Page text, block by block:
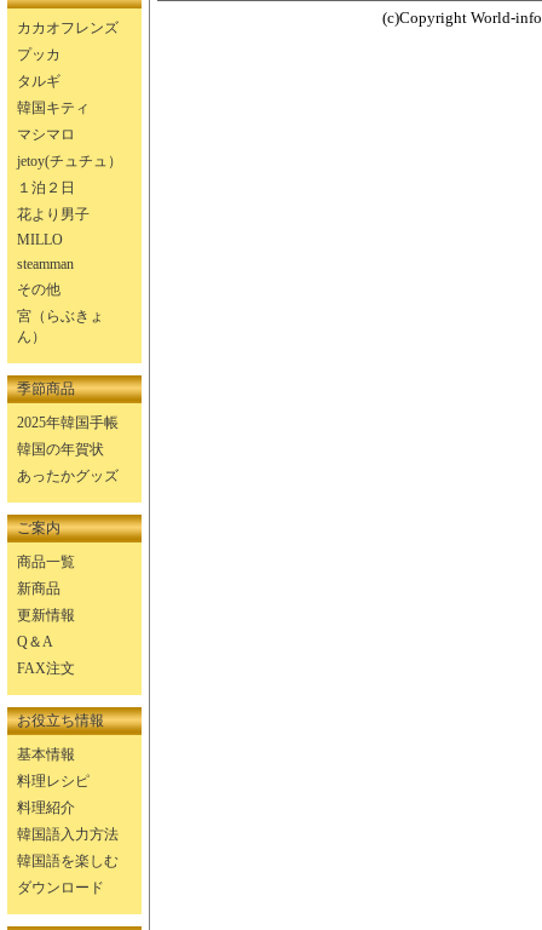
カカオフレンズ
プッカ
タルギ
韓国キティ
マシマロ
jetoy(チュチュ）
１泊２日
花より男子
MILLO
steamman
その他
宮（らぶきょ
ん）
季節商品
2025年韓国手帳
韓国の年賀状
あったかグッズ
ご案内
商品一覧
新商品
更新情報
Q＆A
FAX注文
お役立ち情報
基本情報
料理レシピ
料理紹介
韓国語入力方法
韓国語を楽しむ
ダウンロード
(c)Copyright World-